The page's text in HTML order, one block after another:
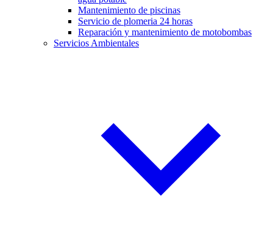
Mantenimiento de piscinas
Servicio de plomeria 24 horas
Reparación y mantenimiento de motobombas
Servicios Ambientales